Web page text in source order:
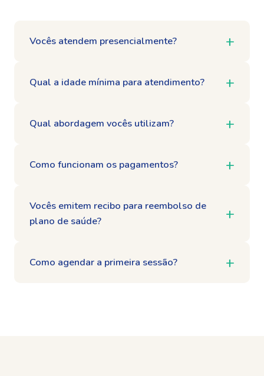
Vocês atendem presencialmente?
Qual a idade mínima para atendimento?
Qual abordagem vocês utilizam?
Como funcionam os pagamentos?
Vocês emitem recibo para reembolso de
plano de saúde?
Como agendar a primeira sessão?